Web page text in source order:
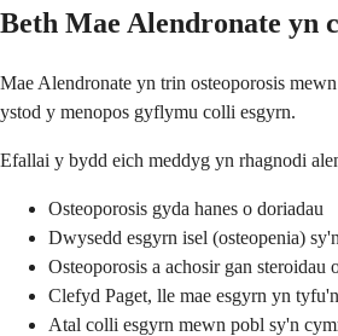
Beth Mae Alendronate yn
Mae Alendronate yn trin osteoporosis
ystod y menopos gyflymu colli esgyrn.
Efallai y bydd eich meddyg yn rhagnodi
Osteoporosis gyda hanes o doriadau
Dwysedd esgyrn isel (osteopenia)
Osteoporosis a achosir gan
Clefyd Paget, lle mae esgyrn yn
Atal colli esgyrn mewn pobl sy'n